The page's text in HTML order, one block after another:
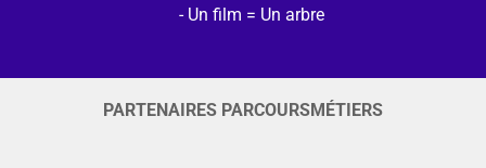
Un film = Un arbre
PARTENAIRES PARCOURSMÉTIERS